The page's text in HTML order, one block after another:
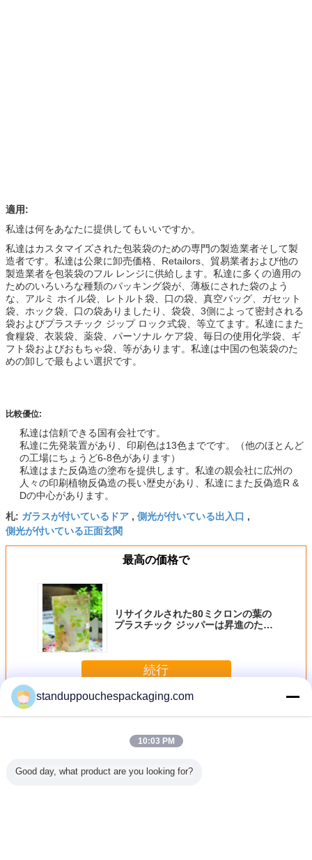
適用:
私達は何をあなたに提供してもいいですか。
私達はカスタマイズされた包装袋のための専門の製造業者そして製
造者です。私達は公衆に卸売価格、Retailors、貿易業者および他の
製造業者を包装袋のフル レンジに供給します。私達に多くの適用の
ためのいろいろな種類のパッキング袋が、薄板にされた袋のよう
な、アルミ ホイル袋、レトルト袋、口の袋、真空バッグ、ガセット
袋、ホック袋、口の袋ありましたり、袋袋、3側によって密封される
袋およびプラスチック ジップ ロック式袋、等立てます。私達にまた
食糧袋、衣装袋、薬袋、パーソナル ケア袋、毎日の使用化学袋、ギ
フト袋およびおもちゃ袋、等があります。私達は中国の包装袋のた
めの卸しで最もよい選択です。
比較優位:
私達は信頼できる国有会社です。
私達に先発装置があり、印刷色は13色までです。（他のほとんど
の工場にちょうど6-8色があります）
私達はまた反偽造の塗布を提供します。私達の親会社に広州の
人々の印刷植物反偽造の長い歴史があり、私達にまた反偽造R &
Dの中心があります。
札: ガラスが付いているドア , 側光が付いている出入口 ,
側光が付いている正面玄関
最高の価格で
リサイクルされた80ミクロンの葉の
プラスチック ジッパーは昇進のため
続行
多く窓が付いている袋を立てて下さい
standuppouchespackaging.com
10:03 PM
Good day, what product are you looking for?